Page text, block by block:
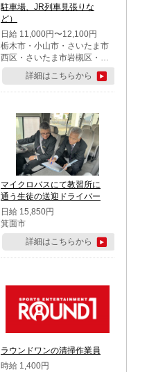
駐車場、JR列車見張りな
ど）
日給 11,000円〜12,100円
栃木市・小山市・さいたま市
西区・さいたま市岩槻区・久
喜市・蓮田市
詳細はこちらから
マイクロバスにて教習所に
通う生徒の送迎ドライバー
日給 15,850円
箕面市
詳細はこちらから
ラウンドワンの清掃作業員
時給 1,400円